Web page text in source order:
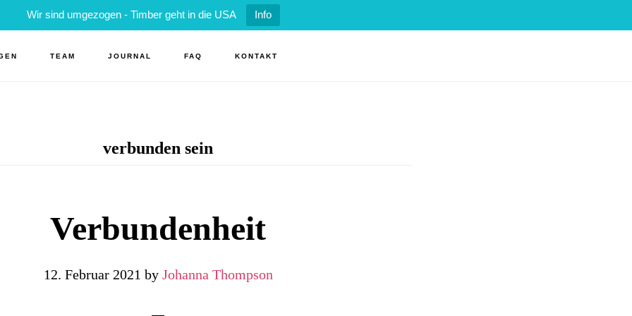
Wir sind umgezogen - Timber geht in die USA Info
TEAM JOURNAL FAQ KONTAKT
verbunden sein
Verbundenheit
12. Februar 2021 by Johanna Thompson